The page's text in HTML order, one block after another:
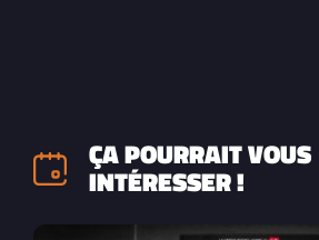
ÇA POURRAIT VOUS
INTÉRESSER !